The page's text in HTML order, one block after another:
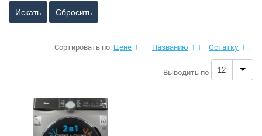
Сбросить
Сортировать по: Цене ↑ ↓ Названию ↑ ↓ Остатку ↑ ↓
Выводить по 12